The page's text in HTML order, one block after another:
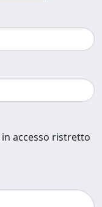
accesso ristretto